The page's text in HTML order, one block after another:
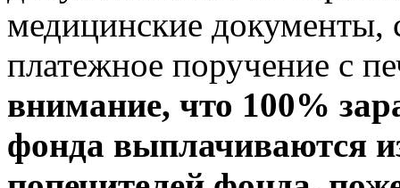
медицинские документы,
платежное поручение с
внимание, что 100%
фонда выплачиваются